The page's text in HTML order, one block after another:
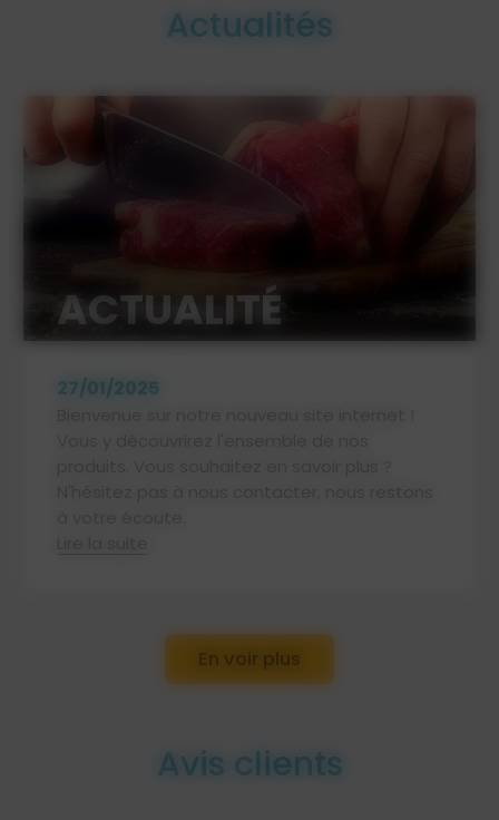
Actualités
ACTUALITÉ
27/01/2025
En voir plus
Avis clients